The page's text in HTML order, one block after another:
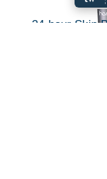
24-hour Skin